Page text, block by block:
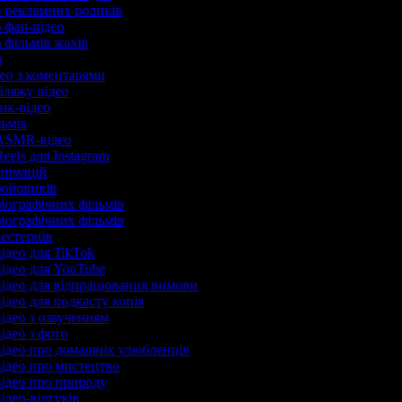
рекламних роликів
фан-відео
фільмів жахів
з коментарями
відео
відео
відео
для Instagram
фільмів
фільмів
для TikTok
для YouTube
для відпрацювання вимови
для подкасту копія
з озвученням
з фото
про домашніх улюбленців
про мистецтво
про природу
відгуків